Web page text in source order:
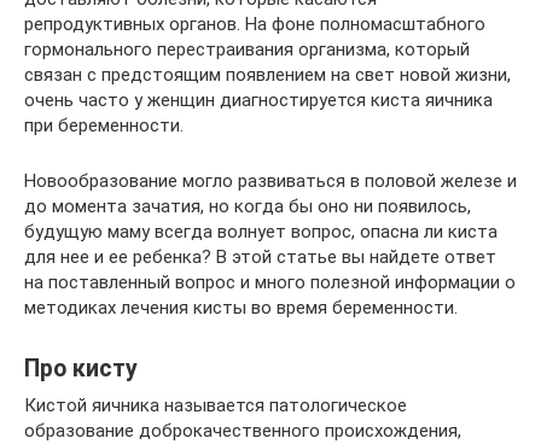
репродуктивных органов. На фоне полномасштабного
гормонального перестраивания организма, который
связан с предстоящим появлением на свет новой жизни,
очень часто у женщин диагностируется киста яичника
при беременности.
Новообразование могло развиваться в половой железе и
до момента зачатия, но когда бы оно ни появилось,
будущую маму всегда волнует вопрос, опасна ли киста
для нее и ее ребенка? В этой статье вы найдете ответ
на поставленный вопрос и много полезной информации о
методиках лечения кисты во время беременности.
Про кисту
Кистой яичника называется патологическое
образование доброкачественного происхождения,